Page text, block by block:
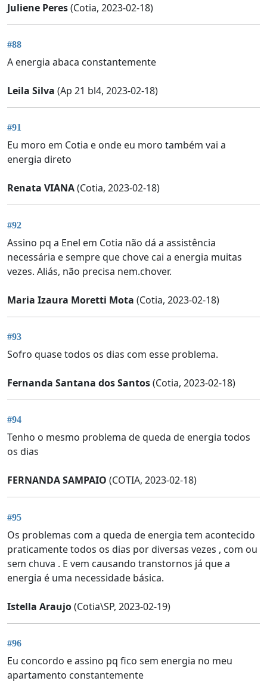
Juliene Peres(Cotia, 2023-02-18)
#88
A energia abaca constantemente
Leila Silva (Ap 21 bl4, 2023-02-18)
#91
Eu moro em Cotia e onde eu moro também vai a
energia direto
Renata VIANA(Cotia, 2023-02-18)
#92
Assino pq a Enel em Cotia não dá a assistência
necessária e sempre que chove cai a energia muitas
vezes. Aliás, não precisa nem.chover.
Maria Izaura Moretti Mota (Cotia, 2023-02-18)
#93
Sofro quase todos os dias com esse problema.
Fernanda Santana dos Santos(Cotia, 2023-02-18)
#94
Tenho o mesmo problema de queda de energia todos
os dias
FERNANDA SAMPAIO (COTIA, 2023-02-18)
#95
Os problemas com a queda de energia tem acontecido
praticamente todos os dias por diversas vezes , com ou
sem chuva . E vem causando transtornos já que a
energia é uma necessidade básica.
Istella Araujo(Cotia\SP, 2023-02-19)
#96
Eu concordo e assino pq fico sem energia no meu
apartamento constantemente